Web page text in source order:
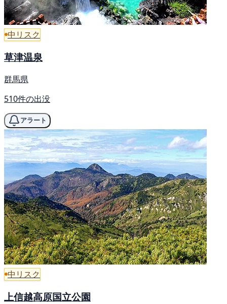
中リスク
草津温泉
群馬県
510件の出没
アラート
中リスク
上信越高原国立公園